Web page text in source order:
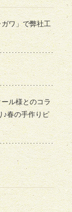
ワ」で弊社工
ル様とのコラ
♪春の手作りピ